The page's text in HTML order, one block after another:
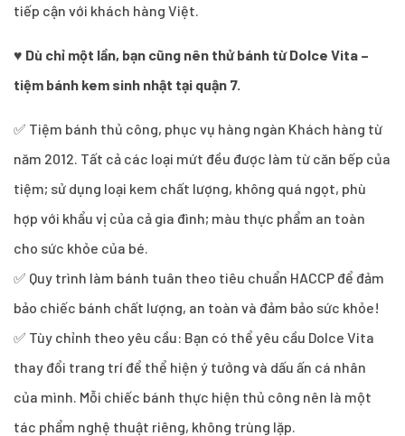
tiếp cận với khách hàng Việt.
♥ Dù chỉ một lần, bạn cũng nên thử bánh từ Dolce Vita –
tiệm bánh kem sinh nhật tại quận 7.
✅ Tiệm bánh thủ công, phục vụ hàng ngàn Khách hàng từ
năm 2012. Tất cả các loại mứt đều được làm từ căn bếp của
tiệm; sử dụng loại kem chất lượng, không quá ngọt, phù
hợp với khẩu vị của cả gia đình; màu thực phẩm an toàn
cho sức khỏe của bé.
✅ Quy trình làm bánh tuân theo tiêu chuẩn HACCP để đảm
bảo chiếc bánh chất lượng, an toàn và đảm bảo sức khỏe!
✅ Tùy chỉnh theo yêu cầu: Bạn có thể yêu cầu Dolce Vita
thay đổi trang trí để thể hiện ý tưởng và dấu ấn cá nhân
của mình. Mỗi chiếc bánh thực hiện thủ công nên là một
tác phẩm nghệ thuật riêng, không trùng lặp.